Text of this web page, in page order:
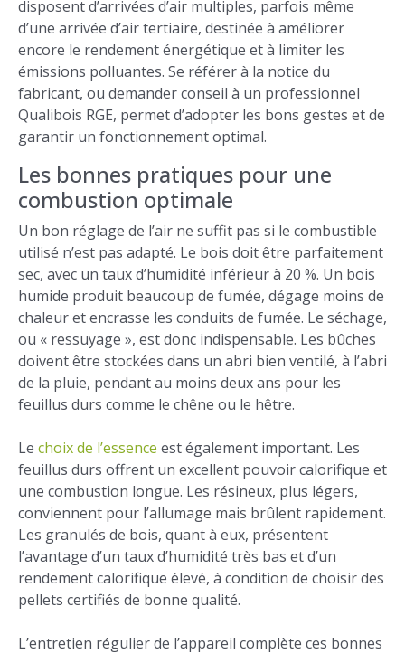
disposent d’arrivées d’air multiples, parfois même
d’une arrivée d’air tertiaire, destinée à améliorer
encore le rendement énergétique et à limiter les
émissions polluantes. Se référer à la notice du
fabricant, ou demander conseil à un professionnel
Qualibois RGE, permet d’adopter les bons gestes et de
garantir un fonctionnement optimal.
Les bonnes pratiques pour une
combustion optimale
Un bon réglage de l’air ne suffit pas si le combustible
utilisé n’est pas adapté. Le bois doit être parfaitement
sec, avec un taux d’humidité inférieur à 20 %. Un bois
humide produit beaucoup de fumée, dégage moins de
chaleur et encrasse les conduits de fumée. Le séchage,
ou « ressuyage », est donc indispensable. Les bûches
doivent être stockées dans un abri bien ventilé, à l’abri
de la pluie, pendant au moins deux ans pour les
feuillus durs comme le chêne ou le hêtre.
Le choix de l’essence est également important. Les
feuillus durs offrent un excellent pouvoir calorifique et
une combustion longue. Les résineux, plus légers,
conviennent pour l’allumage mais brûlent rapidement.
Les granulés de bois, quant à eux, présentent
l’avantage d’un taux d’humidité très bas et d’un
rendement calorifique élevé, à condition de choisir des
pellets certifiés de bonne qualité.
L’entretien régulier de l’appareil complète ces bonnes